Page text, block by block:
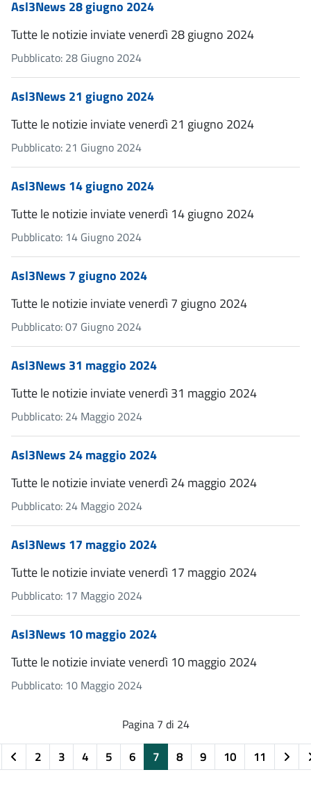
Asl3News 28 giugno 2024
Tutte le notizie inviate venerdì 28 giugno 2024
Pubblicato: 28 Giugno 2024
Asl3News 21 giugno 2024
Tutte le notizie inviate venerdì 21 giugno 2024
Pubblicato: 21 Giugno 2024
Asl3News 14 giugno 2024
Tutte le notizie inviate venerdì 14 giugno 2024
Pubblicato: 14 Giugno 2024
Asl3News 7 giugno 2024
Tutte le notizie inviate venerdì 7 giugno 2024
Pubblicato: 07 Giugno 2024
Asl3News 31 maggio 2024
Tutte le notizie inviate venerdì 31 maggio 2024
Pubblicato: 24 Maggio 2024
Asl3News 24 maggio 2024
Tutte le notizie inviate venerdì 24 maggio 2024
Pubblicato: 24 Maggio 2024
Asl3News 17 maggio 2024
Tutte le notizie inviate venerdì 17 maggio 2024
Pubblicato: 17 Maggio 2024
Asl3News 10 maggio 2024
Tutte le notizie inviate venerdì 10 maggio 2024
Pubblicato: 10 Maggio 2024
Pagina 7 di 24
2
3 4 5 6 7 8 9 10 11